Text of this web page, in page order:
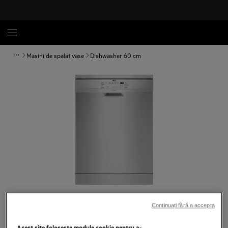
Masini de spalat vase Dishwasher 60 cm
Continuați fără a accepta